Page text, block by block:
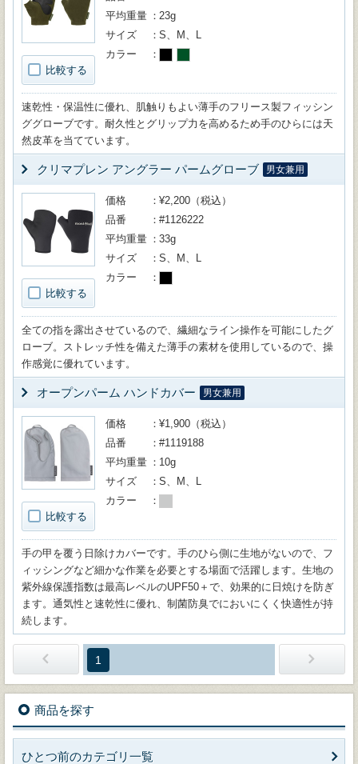
比較する
平均重量
23g
サイズ
S、M、L
カラー
速乾性・保温性に優れ、肌触りもよい薄手のフリース製フィッシン
ググローブです。耐久性とグリップ力を高めるため手のひらには天
然皮革を当てています。
クリマプレン アングラー パームグローブ 男女兼用
比較する
価格
¥2,200（税込）
品番
#1126222
平均重量
33g
サイズ
S、M、L
カラー
全ての指を露出させているので、繊細なライン操作を可能にしたグ
ローブ。ストレッチ性を備えた薄手の素材を使用しているので、操
作感覚に優れています。
オープンパーム ハンドカバー 男女兼用
比較する
価格
¥1,900（税込）
品番
#1119188
平均重量
10g
サイズ
S、M、L
カラー
手の甲を覆う日除けカバーです。手のひら側に生地がないので、フ
ィッシングなど細かな作業を必要とする場面で活躍します。生地の
紫外線保護指数は最高レベルのUPF50＋で、効果的に日焼けを防ぎ
ます。通気性と速乾性に優れ、制菌防臭でにおいにくく快適性が持
続します。
1
商品を探す
ひとつ前のカテゴリ一覧